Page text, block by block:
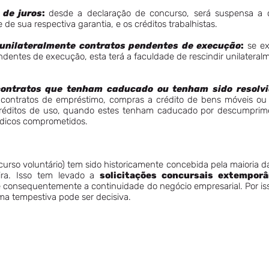
de juros:desde a declaração de concurso, será suspensa
sua respectiva garantia, e os créditos trabalhistas.
contratos pendentes de execução: se
de execução, esta terá a faculdade de rescindir
que tenham caducado ou tenham sido
de empréstimo, compras a crédito de bens móveis
de uso, quando estes tenham caducado por
comprometidos.
voluntário) tem sido historicamente concebida pela maioria
Isso tem levado asolicitações concursais
a continuidade do negócio empresarial. Por
tempestiva pode ser decisiva.